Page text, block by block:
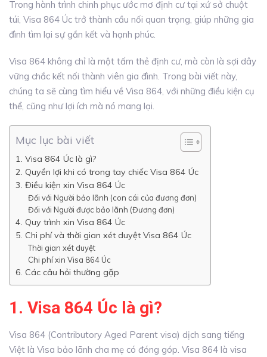
Trong hành trình chinh phục ước mơ định cư tại xứ sở chuột
túi, Visa 864 Úc trở thành cầu nối quan trọng, giúp những gia
đình tìm lại sự gắn kết và hạnh phúc.
Visa 864 không chỉ là một tấm thẻ định cư, mà còn là sợi dây
vững chắc kết nối thành viên gia đình. Trong bài viết này,
chúng ta sẽ cùng tìm hiểu về Visa 864, với những điều kiện cụ
thể, cũng như lợi ích mà nó mang lại.
Mục lục bài viết
1. Visa 864 Úc là gì?
2. Quyền lợi khi có trong tay chiếc Visa 864 Úc
3. Điều kiện xin Visa 864 Úc
Đối với Người bảo lãnh (con cái của đương đơn)
Đối với Người được bảo lãnh (Đương đơn)
4. Quy trình xin Visa 864 Úc
5. Chi phí và thời gian xét duyệt Visa 864 Úc
Thời gian xét duyệt
Chi phí xin Visa 864 Úc
6. Các câu hỏi thường gặp
1. Visa 864 Úc là gì?
Visa 864 (Contributory Aged Parent visa) dịch sang tiếng
Việt là Visa bảo lãnh cha mẹ có đóng góp. Visa 864 là visa